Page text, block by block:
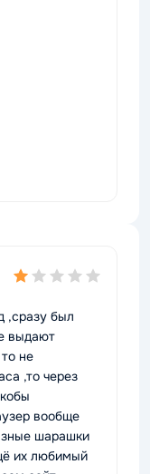
,сразу был
выдают
не
,то через
вообще
шарашки
их любимый